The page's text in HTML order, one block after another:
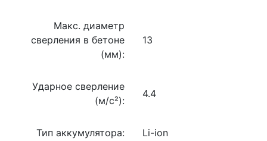
Макс. диаметр
сверления в бетоне
(мм):
13
Ударное сверление
(м/c²):
4.4
Тип аккумулятора: Li-ion